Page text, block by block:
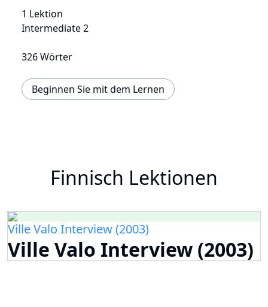
1 Lektion
Intermediate 2
326 Wörter
Beginnen Sie mit dem Lernen
Finnisch Lektionen
Ville Valo Interview (2003)
Ville Valo Interview (2003)